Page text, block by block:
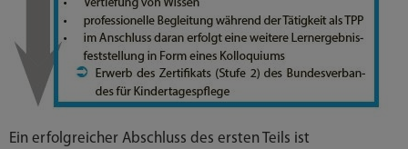
Ein erfolgreicher Abschluss des ersten Teils ist